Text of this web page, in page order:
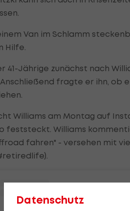
Van im Schlamm
Hilfe.
41-Jährige zunächst nach
fragte er ihn, ob
Williams am Montag auf
feststeckt. Williams
fahren" - versehen mit
Datenschutz